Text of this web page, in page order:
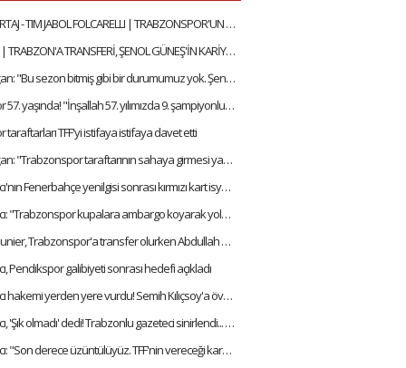
ÖZEL RÖPORTAJ - TIM JABOL FOLCARELLI | TRABZONSPOR'UN BU SEZONKİ HEDEFLERİ, FATİH TEKKE, SAÇ TARZI
ALANZINHO | TRABZON'A TRANSFERİ, ŞENOL GÜNEŞ'İN KARİYERİNDEKİ ETKİSİ, FATİH TEKKE'Yİ NASIL TANIMLAR?
Ertuğrul Doğan: "Bu sezon bitmiş gibi bir durumumuz yok. Şenol Hocamıza inanıyorum"
Trabzonspor 57. yaşında! "İnşallah 57. yılımızda 9. şampiyonluğumuzu alacağız"
TFF'yi istifaya istifaya davet etti
Ertuğrul Doğan: "Trabzonspor taraftarının sahaya girmesi yanlış. Cezayı hak ettik"
Abdullah Avcı'nın Fenerbahçe yenilgisi sonrası kırmızı kart isyanı! "VAR diye bir şey var artık"
Abdullah Avcı: "Trabzonspor kupalara ambargo koyarak yoluna devam etmiştir"
Thomas Meunier, Trabzonspor'a transfer olurken Abdullah Avcı ile yaptığı görüşmeyi anlattı:
Pendikspor galibiyeti sonrası hedefi açıkladı
Abdullah Avcı hakemi yerden yere vurdu! Semih Kılıçsoy'a övgüler yağdırdı
Abdullah Avcı, 'Şık olmadı' dedi! Trabzonlu gazeteci sinirlendi... "Adamlar plakayı taktı hocam"
Abdullah Avcı: "Son derece üzüntülüyüz. TFF'nin vereceği kararı bekliyoruz"